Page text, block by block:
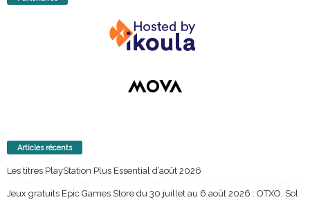
Articles récents
Les titres PlayStation Plus Essential d’août 2026
Jeux gratuits Epic Games Store du 30 juillet au 6 août 2026 : OTXO, Sol